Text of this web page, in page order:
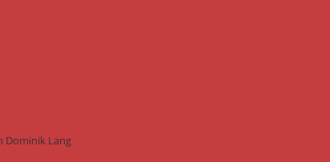
Dominik Lang